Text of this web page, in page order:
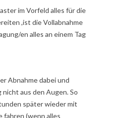
im Vorfeld alles für die
,ist die Vollabnahme
en alles an einem Tag
Abnahme dabei und
nicht aus den Augen. So
später wieder mit
fahren (wenn alles